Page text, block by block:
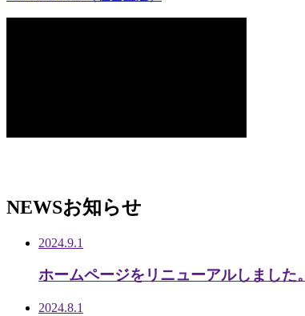
NEWSお知らせ
2024.9.1
ホームページをリニューアルしました。
2024.8.1